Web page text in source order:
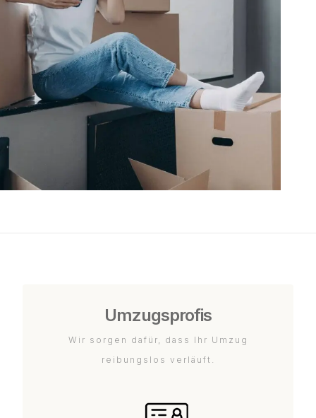
Umzugsprofis
Wir sorgen dafür, dass Ihr Umzug
reibungslos verläuft.